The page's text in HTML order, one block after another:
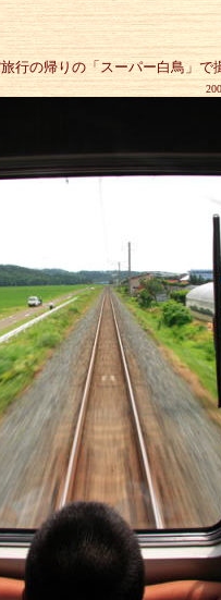
行の帰りの「スーパー白鳥」で